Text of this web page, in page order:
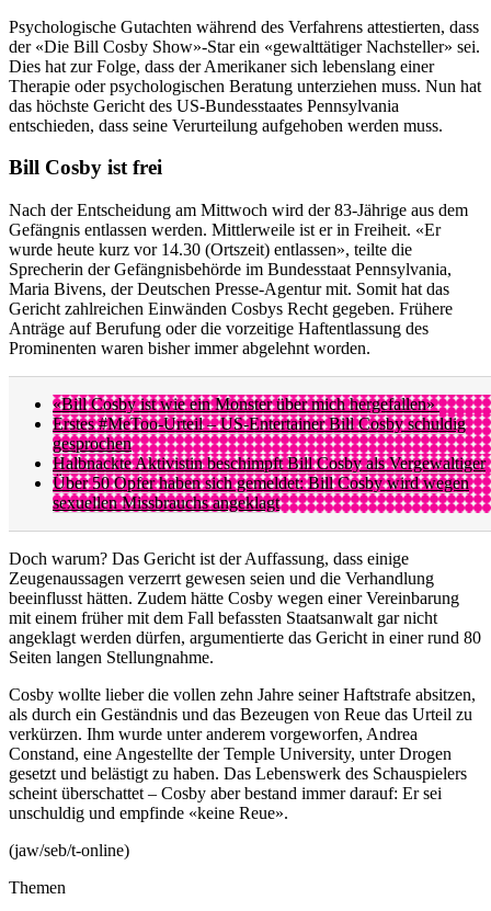
Psychologische Gutachten während des Verfahrens attestierten, dass
der «Die Bill Cosby Show»-Star ein «gewalttätiger Nachsteller» sei.
Dies hat zur Folge, dass der Amerikaner sich lebenslang einer
Therapie oder psychologischen Beratung unterziehen muss. Nun hat
das höchste Gericht des US-Bundesstaates Pennsylvania
entschieden, dass seine Verurteilung aufgehoben werden muss.
Bill Cosby ist frei
Nach der Entscheidung am Mittwoch wird der 83-Jährige aus dem
Gefängnis entlassen werden. Mittlerweile ist er in Freiheit. «Er
wurde heute kurz vor 14.30 (Ortszeit) entlassen», teilte die
Sprecherin der Gefängnisbehörde im Bundesstaat Pennsylvania,
Maria Bivens, der Deutschen Presse-Agentur mit. Somit hat das
Gericht zahlreichen Einwänden Cosbys Recht gegeben. Frühere
Anträge auf Berufung oder die vorzeitige Haftentlassung des
Prominenten waren bisher immer abgelehnt worden.
«Bill Cosby ist wie ein Monster über mich hergefallen»
Erstes #MeToo-Urteil – US-Entertainer Bill Cosby schuldig
gesprochen
Halbnackte Aktivistin beschimpft Bill Cosby als Vergewaltiger
Über 50 Opfer haben sich gemeldet: Bill Cosby wird wegen
sexuellen Missbrauchs angeklagt
Doch warum? Das Gericht ist der Auffassung, dass einige
Zeugenaussagen verzerrt gewesen seien und die Verhandlung
beeinflusst hätten. Zudem hätte Cosby wegen einer Vereinbarung
mit einem früher mit dem Fall befassten Staatsanwalt gar nicht
angeklagt werden dürfen, argumentierte das Gericht in einer rund 80
Seiten langen Stellungnahme.
Cosby wollte lieber die vollen zehn Jahre seiner Haftstrafe absitzen,
als durch ein Geständnis und das Bezeugen von Reue das Urteil zu
verkürzen. Ihm wurde unter anderem vorgeworfen, Andrea
Constand, eine Angestellte der Temple University, unter Drogen
gesetzt und belästigt zu haben. Das Lebenswerk des Schauspielers
scheint überschattet – Cosby aber bestand immer darauf: Er sei
unschuldig und empfinde «keine Reue».
(jaw/seb/t-online)
Themen